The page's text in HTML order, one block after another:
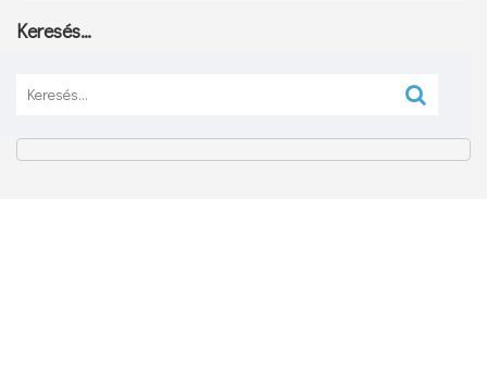
Keresés…
Keresés: